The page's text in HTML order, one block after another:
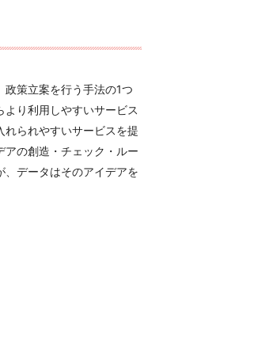
策立案を行う手法の1つ
より利用しやすいサービス
られやすいサービスを提
の創造・チェック・ルー
データはそのアイデアを